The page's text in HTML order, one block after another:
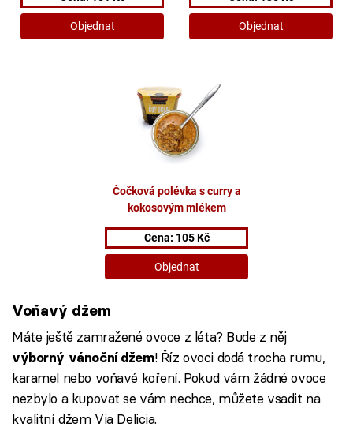
Voňavý džem
Máte ještě zamražené ovoce z léta? Bude z něj
výborný vánoční džem! Říz ovoci dodá trocha rumu,
karamel nebo voňavé koření. Pokud vám žádné ovoce
nezbylo a kupovat se vám nechce, můžete vsadit na
kvalitní džem Via Delicia.